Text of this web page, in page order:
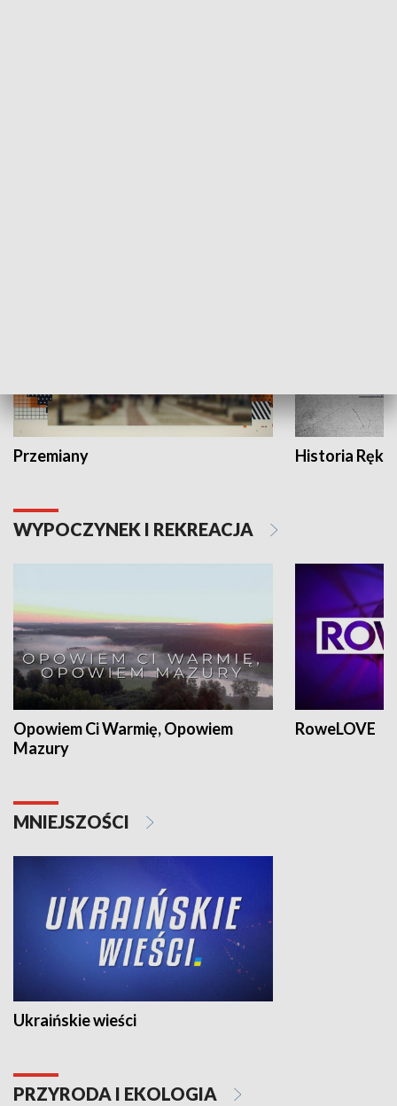
Przemiany Historia Ręką
WYPOCZYNEK I REKREACJA
Opowiem Ci Warmię, Opowiem
Mazury
RoweLOVE
MNIEJSZOŚCI
Ukraińskie wieści
PRZYRODA I EKOLOGIA